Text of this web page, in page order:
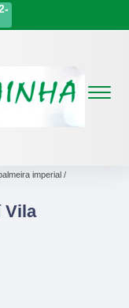
imperial
Vila